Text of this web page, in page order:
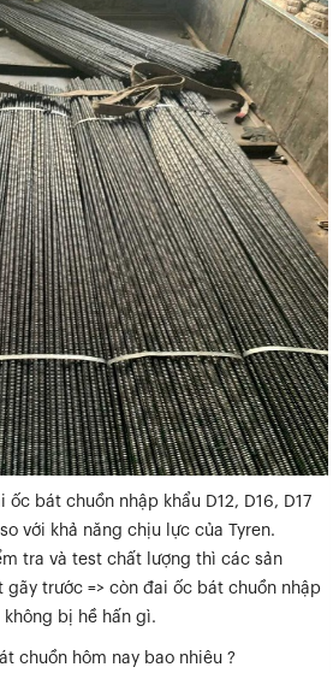
bát chuồn nhập khẩu D12, D16, D17
với khả năng chịu lực của Tyren.
tra và test chất lượng thì các sản
gãy trước => còn đai ốc bát chuồn nhập
bị hề hấn gì.
chuồn hôm nay bao nhiêu ?